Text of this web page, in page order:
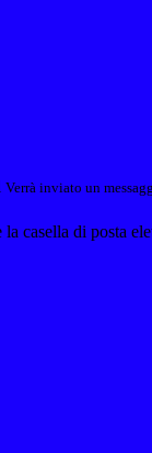
Verrà inviato un
casella di posta